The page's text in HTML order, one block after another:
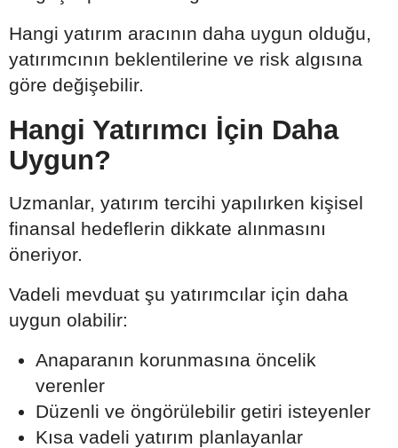
Hangi yatırım aracının daha uygun olduğu,
yatırımcının beklentilerine ve risk algısına
göre değişebilir.
Hangi Yatırımcı İçin Daha
Uygun?
Uzmanlar, yatırım tercihi yapılırken kişisel
finansal hedeflerin dikkate alınmasını
öneriyor.
Vadeli mevduat şu yatırımcılar için daha
uygun olabilir:
Anaparanın korunmasına öncelik
verenler
Düzenli ve öngörülebilir getiri isteyenler
Kısa vadeli yatırım planlayanlar